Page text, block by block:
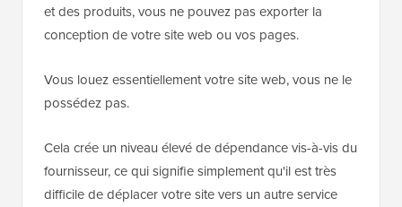
et des produits, vous ne pouvez pas exporter la
conception de votre site web ou vos pages.
Vous louez essentiellement votre site web, vous ne le
possédez pas.
Cela crée un niveau élevé de dépendance vis-à-vis du
fournisseur, ce qui signifie simplement qu'il est très
difficile de déplacer votre site vers un autre service